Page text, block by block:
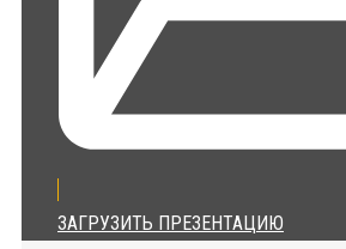
ЗАГРУЗИТЬ ПРЕЗЕНТАЦИЮ